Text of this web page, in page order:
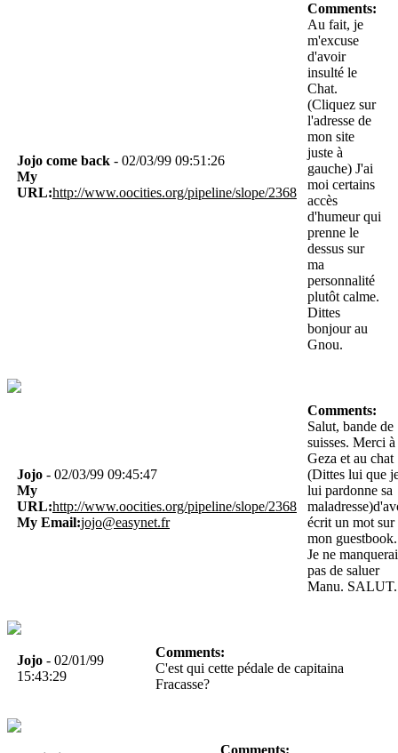
Jojo come back - 02/03/99 09:51:26
My
URL:http://www.oocities.org/pipeline/slope/2368
Comments:
Au fait, je
m'excuse
d'avoir
insulté le
Chat.
(Cliquez sur
l'adresse de
mon site
juste à
gauche) J'ai
moi certains
accès
d'humeur qui
prenne le
dessus sur
ma
personnalité
plutôt calme.
Dittes
bonjour au
Gnou.
Jojo - 02/03/99 09:45:47
My
URL:http://www.oocities.org/pipeline/slope/2368
My Email:jojo@easynet.fr
Comments:
Salut, bande de
suisses. Merci à
Geza et au chat
(Dittes lui que
lui pardonne sa
écrit un mot sur
mon guestbook.
Je ne
pas de saluer
Manu. SALUT.
Jojo - 02/01/99
15:43:29
Comments:
C'est qui cette pédale de capitaina
Fracasse?
Comments: